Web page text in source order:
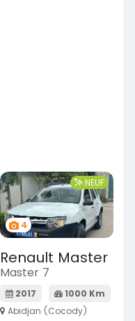
4
NEUF
Renault Master
Master 7
2017
1000 Km
Abidjan (Cocody)